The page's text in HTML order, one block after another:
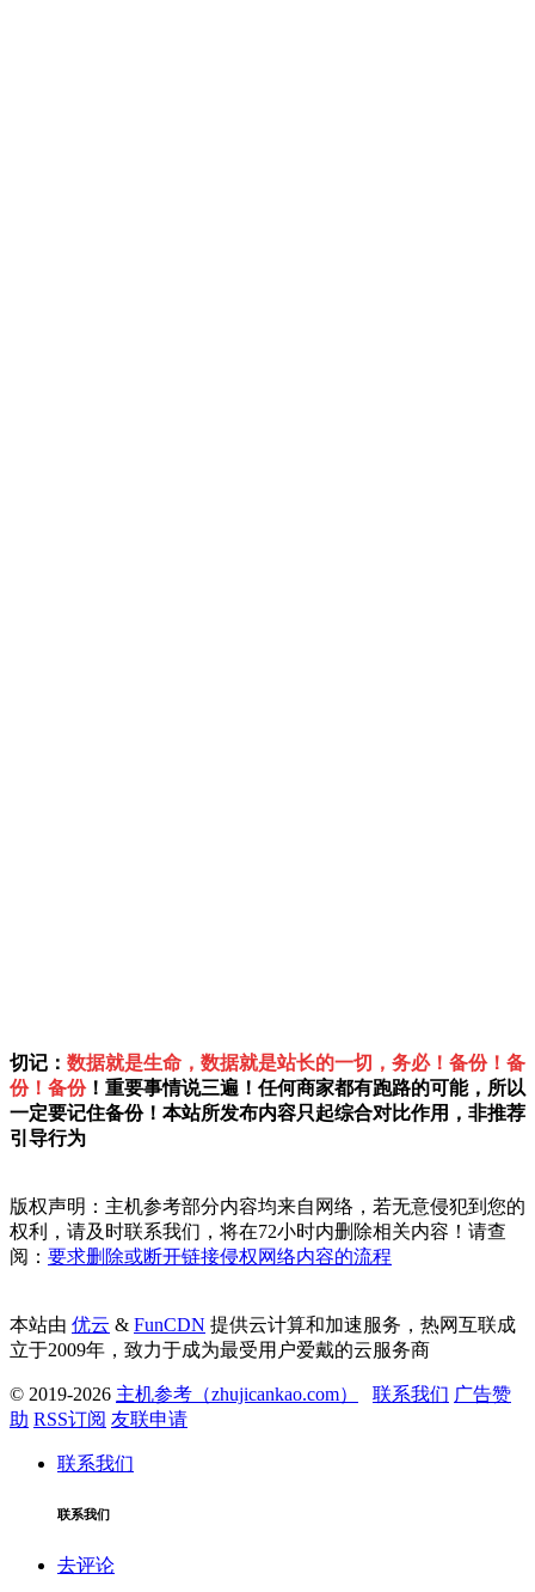
切记： 数据就是生命，数据就是站长的一切，务必！备份！备
份！备份！重要事情说三遍！任何商家都有跑路的可能，所以
一定要记住备份！本站所发布内容只起综合对比作用，非推荐
引导行为
版权声明：主机参考部分内容均来自网络，若无意侵犯到您的
权利，请及时联系我们，将在72小时内删除相关内容！请查
阅： 要求删除或断开链接侵权网络内容的流程
本站由 优云 & FunCDN 提供云计算和加速服务，热网互联成
立于2009年，致力于成为最受用户爱戴的云服务商
© 2019-2026 主机参考（zhujicankao.com） 联系我们 广告赞
助 RSS订阅 友联申请
联系我们
联系我们
去评论